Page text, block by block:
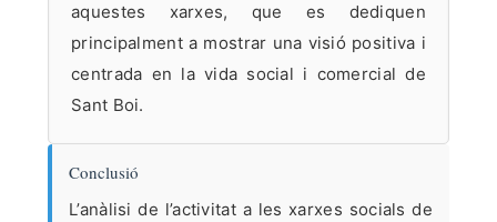
aquestes xarxes, que es dediquen
principalment a mostrar una visió positiva i
centrada en la vida social i comercial de
Sant Boi.
Conclusió
L’anàlisi de l’activitat a les xarxes socials de